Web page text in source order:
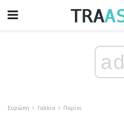
ad
Ευρώπη Γαλλία Παρίσι